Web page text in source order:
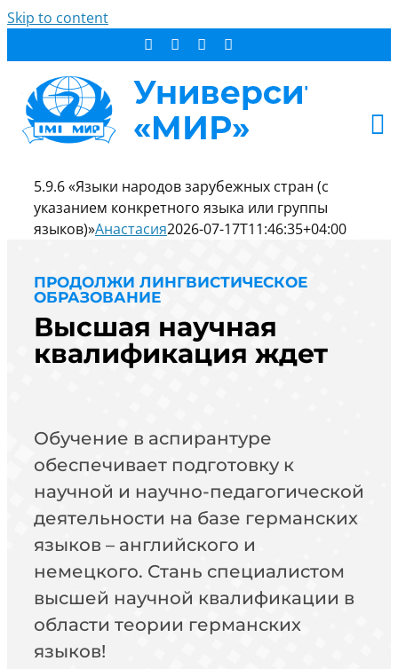
Skip to content
АБИТУРИЕНТУ
СТУДЕНТУ
НОВОСТИ
КОНТАКТЫ
РЕЗУЛЬТАТ ПОИСКА:
5.9.6 «Языки народов зарубежных стран (с
указанием конкретного языка или группы
языков)»Анастасия2026-07-17T11:46:35+04:00
ПРОДОЛЖИ ЛИНГВИСТИЧЕСКОЕ
ОБРАЗОВАНИЕ
Высшая научная
квалификация ждет
Обучение в аспирантуре
обеспечивает подготовку к
научной и научно-педагогической
деятельности на базе германских
языков – английского и
немецкого. Стань специалистом
высшей научной квалификации в
области теории германских
языков!